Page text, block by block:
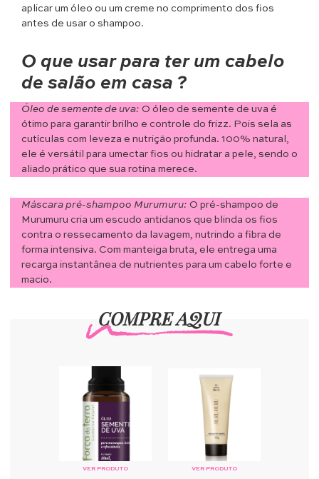
aplicar um óleo ou um creme no comprimento dos fios
antes de usar o shampoo.
O que usar para ter um cabelo
de salão em casa ?
Óleo de semente de uva: O óleo de semente de uva é
ótimo para garantir brilho e controle do frizz. Pois sela as
cutículas com leveza e nutrição profunda. 100% natural,
ele é versátil para umectar fios ou hidratar a pele, sendo o
aliado prático que sua rotina merece.
Máscara pré-shampoo Murumuru: O pré-shampoo de
Murumuru cria um escudo antidanos que blinda os fios
contra o ressecamento da lavagem, nutrindo a fibra de
forma intensiva. Com manteiga bruta, ele entrega uma
recarga instantânea de nutrientes para um cabelo forte e
macio.
COMPRE AQUI
VER PRODUTO VER PRODUTO